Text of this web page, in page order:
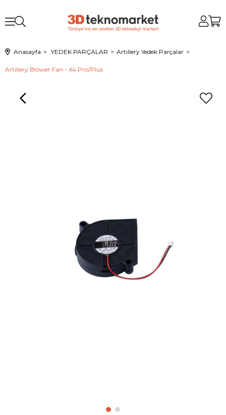
Anasayfa YEDEK PARÇALAR Artillery Yedek Parçalar
Artillery Blower Fan - X4 Pro/Plus